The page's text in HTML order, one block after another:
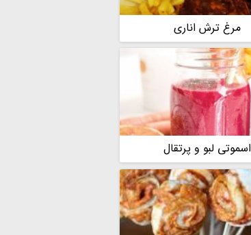
مرغ ترش اناری
اسموتی لبو و پرتقال